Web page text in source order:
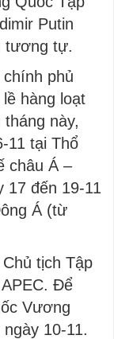
Putin
tương tự.
phủ
hàng loạt
này,
11 tại Thổ
châu Á –
17 đến 19-11
Á (từ
tịch Tập
Để
Vương
10-11.